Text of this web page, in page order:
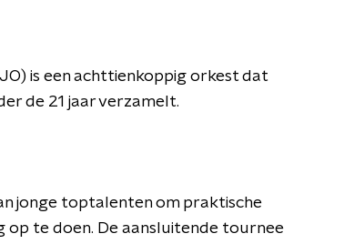
is een achttienkoppig orkest dat
de 21 jaar verzamelt.
jonge toptalenten om praktische
op te doen. De aansluitende tournee